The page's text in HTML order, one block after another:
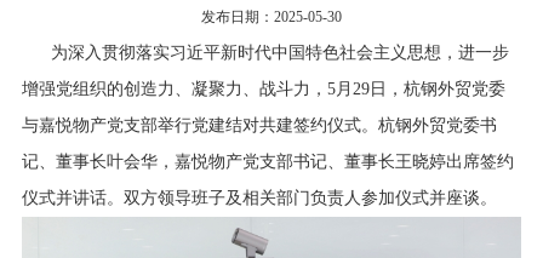
煤焦板块
行业资讯
联系我们
发布日期：2025-05-30
为深入贯彻落实习近平新时代中国特色社会主义思想，进一步
增强党组织的创造力、凝聚力、战斗力，5月29日，杭钢外贸党委
与嘉悦物产党支部举行党建结对共建签约仪式。杭钢外贸党委书
记、董事长叶会华，嘉悦物产党支部书记、董事长王晓婷出席签约
仪式并讲话。双方领导班子及相关部门负责人参加仪式并座谈。